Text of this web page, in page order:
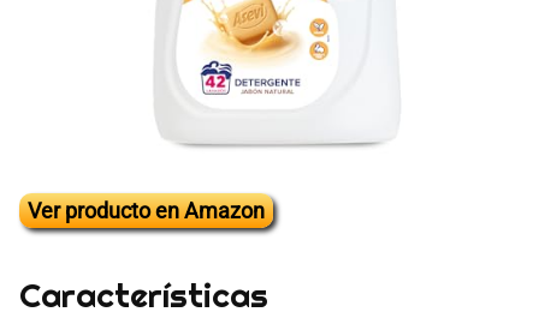
Ver producto en Amazon
Características